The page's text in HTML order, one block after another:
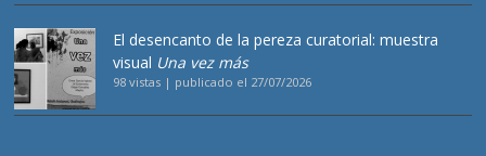
El desencanto de la pereza curatorial: muestra
visual Una vez más
98 vistas | publicado el 27/07/2026